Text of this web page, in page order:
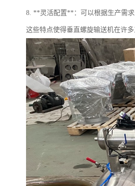
8. **灵活配置**：可以根据生产需
这些特点使得垂直螺旋输送机在许